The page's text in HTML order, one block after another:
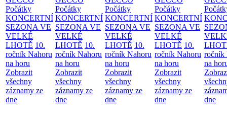
Počátky
KONCERTNÍ
SEZONA VE
VELKÉ
LHOTĚ 10.
ročník Nahoru
na horu
Zobrazit
všechny
záznamy ze
dne
Počátky
KONCERTNÍ
SEZONA VE
VELKÉ
LHOTĚ 10.
ročník Nahoru
na horu
Zobrazit
všechny
záznamy ze
dne
Počátky
KONCERTNÍ
SEZONA VE
VELKÉ
LHOTĚ 10.
ročník Nahoru
na horu
Zobrazit
všechny
záznamy ze
dne
Počátky
KONCERTNÍ
SEZONA VE
VELKÉ
LHOTĚ 10.
ročník Nahoru
na horu
Zobrazit
všechny
záznamy ze
dne
ročník
na
dne